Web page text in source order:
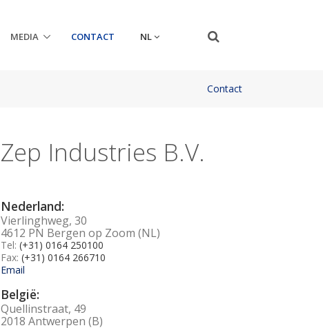
MEDIA CONTACT NL
Contact
Zep Industries B.V.
Nederland:
Vierlinghweg, 30
4612 PN Bergen op Zoom (NL)
Tel: (+31) 0164 250100
Fax: (+31) 0164 266710
Email
België:
Quellinstraat, 49
2018 Antwerpen (B)